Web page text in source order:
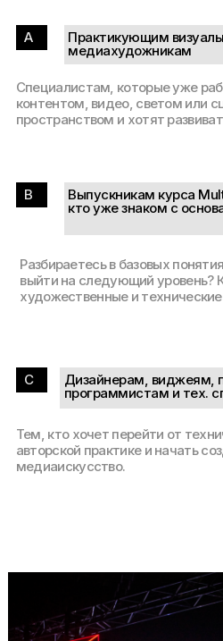
Специалистам, которые уже
контентом, видео, светом или
пространством и хотят
A Практикующим
медиахудожникам
Тем, кто хочет перейти от
авторской практике и начать
медиаискусство.
C Дизайнерам, виджеям,
программистам и тех.
Разбираетесь в базовых
выйти на следующий уровень?
художественные и
B Выпускникам курса
кто уже знаком с